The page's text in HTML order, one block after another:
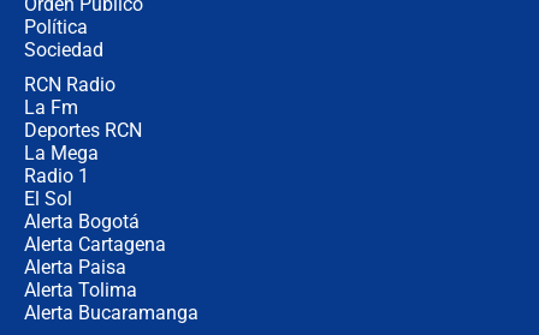
Orden Público
Política
Sociedad
RCN Radio
La Fm
Deportes RCN
La Mega
Radio 1
El Sol
Alerta Bogotá
Alerta Cartagena
Alerta Paisa
Alerta Tolima
Alerta Bucaramanga